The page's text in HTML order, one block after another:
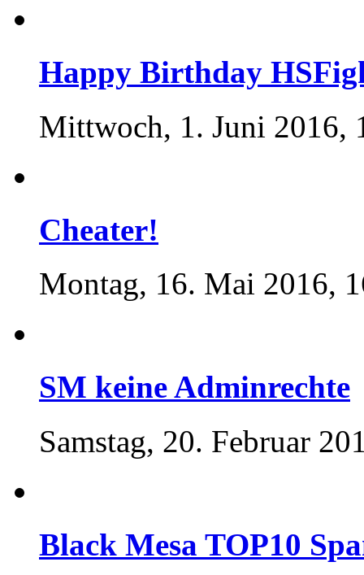
Happy Birthday
Mittwoch, 1. Juni 2016,
Cheater!
Montag, 16. Mai 2016,
SM keine Adminrechte
Samstag, 20. Februar
Black Mesa TOP10